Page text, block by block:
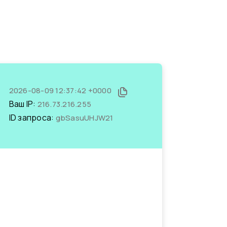
2026-08-09 12:37:42 +0000
Ваш IP: 216.73.216.255
ID запроса: gbSasuUHJW21